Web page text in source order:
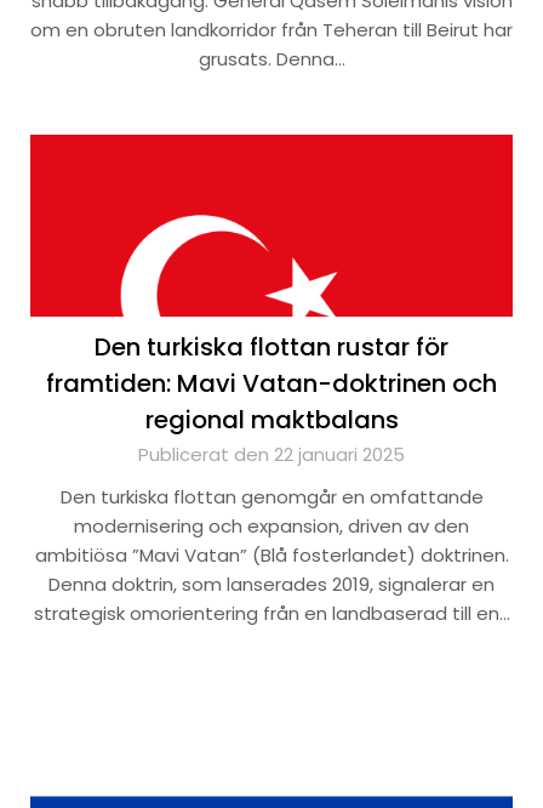
om en obruten landkorridor från Teheran till Beirut har
grusats. Denna…
Den turkiska flottan rustar för
framtiden: Mavi Vatan-doktrinen och
regional maktbalans
Publicerat den 22 januari 2025
Den turkiska flottan genomgår en omfattande
modernisering och expansion, driven av den
ambitiösa ”Mavi Vatan” (Blå fosterlandet) doktrinen.
Denna doktrin, som lanserades 2019, signalerar en
strategisk omorientering från en landbaserad till en…